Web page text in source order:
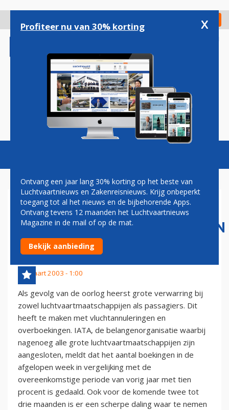
gaan
Check in
Magazine Podcasts Vacatures
VERWARRING BIJ
LUCHTVAARTMAATSCHAPPIJEN
EN PASSAGIERS
28 maart 2003 - 1:00
Als gevolg van de oorlog heerst grote verwarring bij
zowel luchtvaartmaatschappijen als passagiers. Dit
heeft te maken met vluchtannuleringen en
overboekingen. IATA, de belangenorganisatie waarbij
nagenoeg alle grote luchtvaartmaatschappijen zijn
aangesloten, meldt dat het aantal boekingen in de
afgelopen week in vergelijking met de
overeenkomstige periode van vorig jaar met tien
procent is gedaald. Ook voor de komende twee tot
drie maanden is er een scherpe daling waar te nemen
Profiteer nu van 30% korting x
Ontvang een jaar lang 30% korting op het beste van
Luchtvaartnieuws en Zakenreisnieuws. Krijg onbeperkt
toegang tot al het nieuws en de bijbehorende Apps.
Ontvang tevens 12 maanden het Luchtvaartnieuws
Magazine in de mail of op de mat.
Bekijk aanbieding